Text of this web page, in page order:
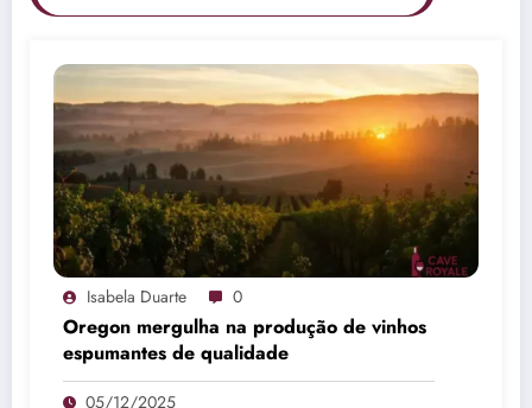
Isabela Duarte 0
Oregon mergulha na produção de vinhos
espumantes de qualidade
05/12/2025